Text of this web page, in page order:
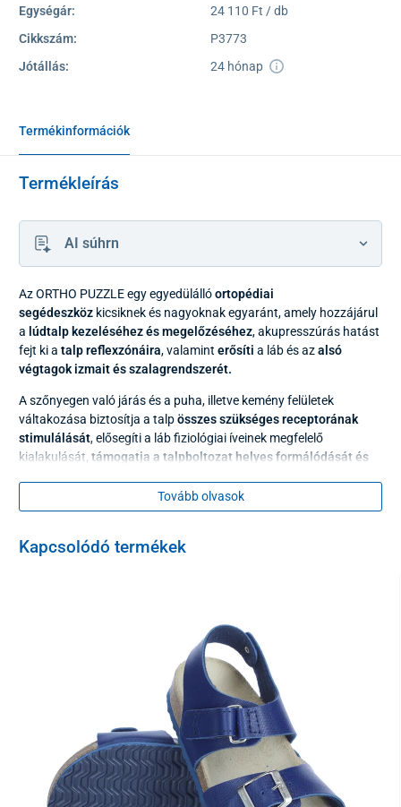
Egységár:
24 110 Ft / db
Cikkszám:
P3773
Jótállás:
24 hónap
Termékinformációk
Termékleírás
AI súhrn
Az ORTHO PUZZLE egy egyedülállóortopédiai
segédeszköz kicsiknek és nagyoknak egyaránt, amely hozzájárul
a lúdtalp kezeléséhez és megelőzéséhez, akupresszúrás hatást
fejt ki a talp reflexzónáira, valamint erősíti a láb és azalsó
végtagok izmait és szalagrendszerét.
A szőnyegen való járás és a puha, illetve kemény felületek
váltakozása biztosítja a talpösszes szükségesreceptorának
stimulálását, elősegíti a láb fiziológiai íveinek megfelelő
kialakulását, támogatja a talpboltozat helyes formálódását és
A szőnyeg egyes részei „puzzleként” vannak összekapcsolva, és
mindegyik részecsúszásgátló elemekkelrendelkezik, amelyek
megakadályozzák az elcsúszást.
A kiváló minőségű
zárórendszerbiztosítja, hogy az egyes részek ne váljanak szét.
Nem számít, melyik oldalával illesztjük össze a szőnyeget, minden
Tovább olvasok
Kapcsolódó termékek